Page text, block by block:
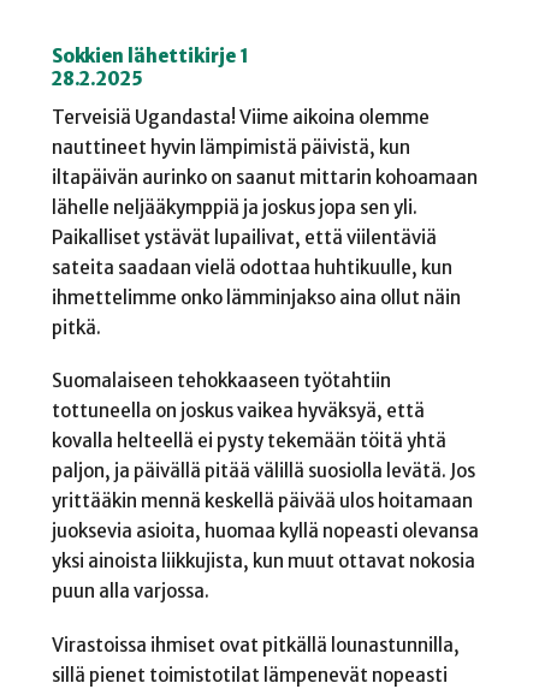
Sokkien lähettikirje 1
28.2.2025
Terveisiä Ugandasta! Viime aikoina olemme
nauttineet hyvin lämpimistä päivistä, kun
iltapäivän aurinko on saanut mittarin kohoamaan
lähelle neljääkymppiä ja joskus jopa sen yli.
Paikalliset ystävät lupailivat, että viilentäviä
sateita saadaan vielä odottaa huhtikuulle, kun
ihmettelimme onko lämminjakso aina ollut näin
pitkä.
Suomalaiseen tehokkaaseen työtahtiin
tottuneella on joskus vaikea hyväksyä, että
kovalla helteellä ei pysty tekemään töitä yhtä
paljon, ja päivällä pitää välillä suosiolla levätä. Jos
yrittääkin mennä keskellä päivää ulos hoitamaan
juoksevia asioita, huomaa kyllä nopeasti olevansa
yksi ainoista liikkujista, kun muut ottavat nokosia
puun alla varjossa.
Virastoissa ihmiset ovat pitkällä lounastunnilla,
sillä pienet toimistotilat lämpenevät nopeasti